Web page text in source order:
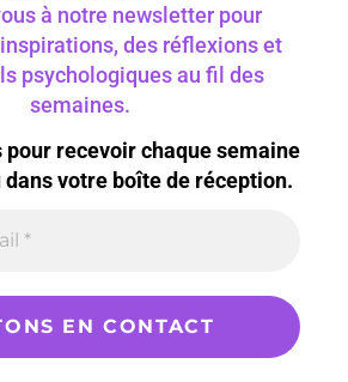
à notre newsletter pour
des réflexions et
psychologiques au fil des
semaines.
recevoir chaque semaine
votre boîte de réception.